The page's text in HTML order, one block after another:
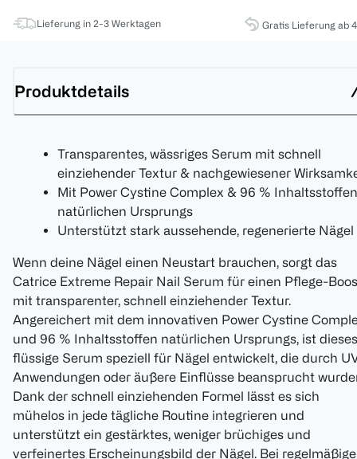
Lieferung in 2-3 Werktagen Gratis Lieferung ab
Produktdetails
Transparentes, wässriges Serum mit schnell
einziehender Textur & nachgewiesener
Mit Power Cystine Complex & 96 % Inhaltsstoffen
natürlichen Ursprungs
Unterstützt stark aussehende, regenerierte Nägel
Wenn deine Nägel einen Neustart brauchen, sorgt das
Catrice Extreme Repair Nail Serum für einen Pflege-
mit transparenter, schnell einziehender Textur.
Angereichert mit dem innovativen Power Cystine
und 96 % Inhaltsstoffen natürlichen Ursprungs, ist dieses
flüssige Serum speziell für Nägel entwickelt, die durch
Anwendungen oder äußere Einflüsse beansprucht
Dank der schnell einziehenden Formel lässt es sich
mühelos in jede tägliche Routine integrieren und
unterstützt ein gestärktes, weniger brüchiges und
verfeinertes Erscheinungsbild der Nägel. Bei